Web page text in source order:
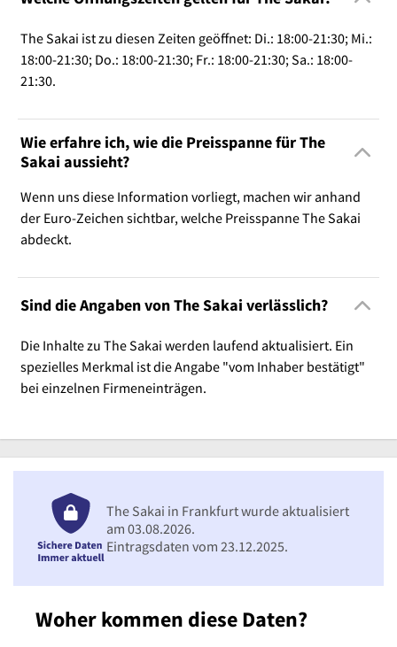
The Sakai ist zu diesen Zeiten geöffnet: Di.: 18:00-21:30; Mi.:
18:00-21:30; Do.: 18:00-21:30; Fr.: 18:00-21:30; Sa.: 18:00-
21:30.
Wie erfahre ich, wie die Preisspanne für The
Sakai aussieht?
Wenn uns diese Information vorliegt, machen wir anhand
der Euro-Zeichen sichtbar, welche Preisspanne The Sakai
abdeckt.
Sind die Angaben von The Sakai verlässlich?
Die Inhalte zu The Sakai werden laufend aktualisiert. Ein
spezielles Merkmal ist die Angabe "vom Inhaber bestätigt"
bei einzelnen Firmeneinträgen.
Woher kommen diese Daten?
The Sakai in Frankfurt wurde aktualisiert
am 03.08.2026.
Eintragsdaten vom 23.12.2025.